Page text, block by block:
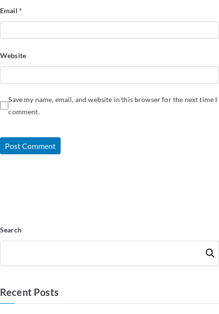
Email *
Website
Save my name, email, and website in this browser for the next time I
comment.
Search
Searc
h
Recent Posts